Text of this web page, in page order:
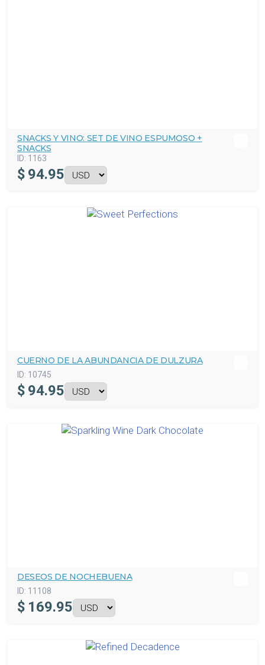
SNACKS Y VINO: SET DE VINO ESPUMOSO +
SNACKS
ID: 1163
$ 94.95
CUERNO DE LA ABUNDANCIA DE DULZURA
ID: 10745
$ 94.95
DESEOS DE NOCHEBUENA
ID: 11108
$ 169.95